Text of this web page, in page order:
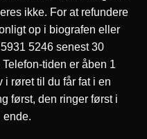
ikke. For at refundere
op i biografen eller
5246 senest 30
tiden er åben 1
i røret til du får fat i en
først, den ringer først i
ende.